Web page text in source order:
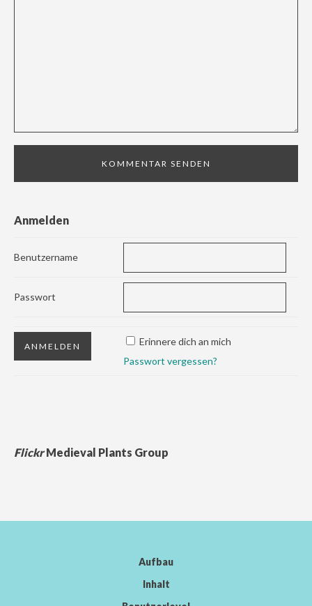
Anmelden
Benutzername
Passwort
Erinnere dich an mich
Passwort vergessen?
FlickrMedieval Plants Group
Aufbau
Inhalt